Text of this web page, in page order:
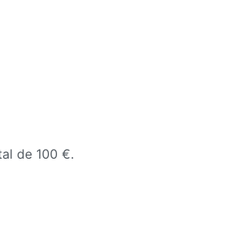
de 100 €.